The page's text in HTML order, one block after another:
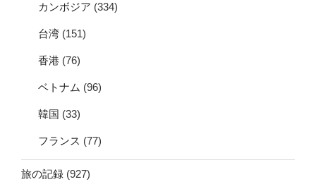
カンボジア (334)
台湾 (151)
香港 (76)
ベトナム (96)
韓国 (33)
フランス (77)
旅の記録 (927)